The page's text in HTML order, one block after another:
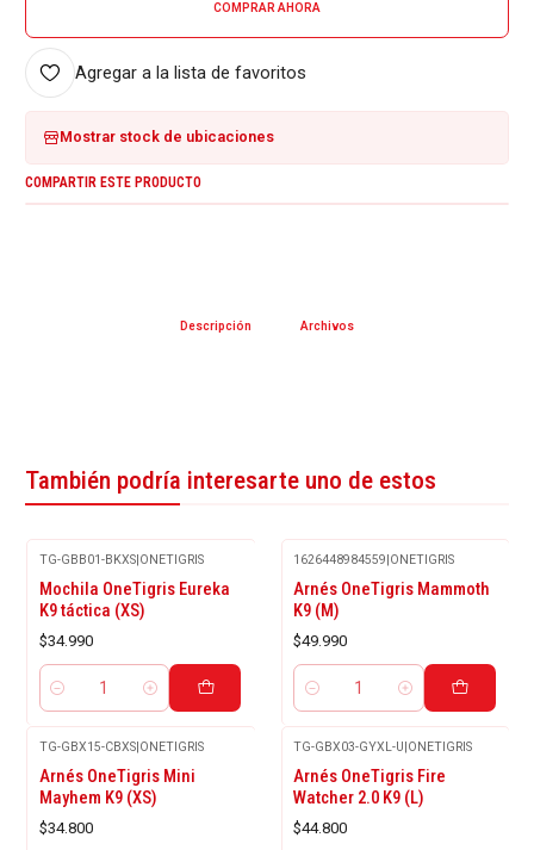
COMPRAR AHORA
Agregar a la lista de favoritos
Mostrar stock de ubicaciones
COMPARTIR ESTE PRODUCTO
Descripción Archivos
También podría interesarte uno de estos
TG-GBB01-BKXS|ONETIGRIS
Mochila OneTigris Eureka
K9 táctica (XS)
$34.990
Cantidad
1626448984559|ONETIGRIS
Arnés OneTigris Mammoth
K9 (M)
$49.990
Cantidad
TG-GBX15-CBXS| ONETIGRIS
Arnés OneTigris Mini
Mayhem K9 (XS)
$34.800
TG-GBX03-GYXL-U ONETIGRIS
Arnés OneTigris Fire
Watcher 2.0 K9 (L)
$44.800